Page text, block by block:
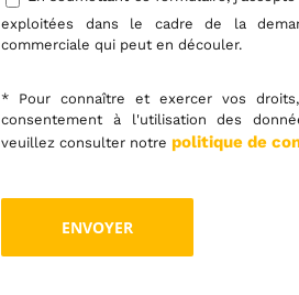
exploitées dans le cadre de la
commerciale qui peut en découler.
* Pour connaître et exercer vos
consentement à l'utilisation des
veuillez consulter notre politique de